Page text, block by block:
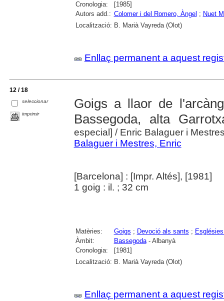
Cronologia:
[1985]
Autors add.: Colomer i del Romero, Àngel ; Nuet
Localització: B. Marià Vayreda (Olot)
Enllaç permanent a aquest
12 / 18
seleccionar
imprimir
Goigs a llaor de
Bassegoda, alta
especial] / Enric Balaguer i
Balaguer i Mestres, Enric
[Barcelona] : [Impr. Altés], [1981]
1 goig : il. ; 32 cm
Matèries: Goigs ; Devoció als sants ;
Àmbit:
Bassegoda- Albanyà
Cronologia:
[1981]
Localització: B. Marià Vayreda (Olot)
Enllaç permanent a aquest